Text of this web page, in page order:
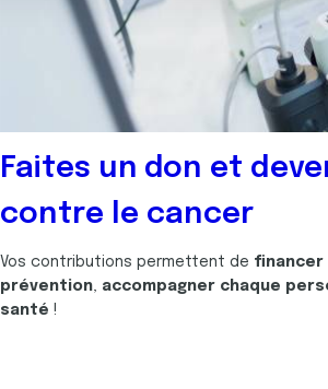
Faites un don et
contre le cancer
Vos contributions permettent de financer
prévention, accompagner chaque
santé !